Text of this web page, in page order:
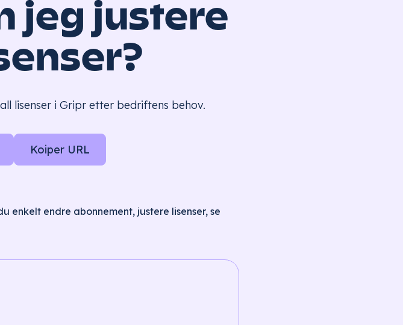
jeg justere
lisenser i Gripr etter bedriftens behov.
Koiper URL
enkelt endre abonnement, justere lisenser, se